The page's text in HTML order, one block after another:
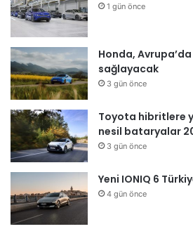
1 gün önce
Honda,
sağlayacak
3 gün önce
Toyota hibritlere
nesil bataryalar
3 gün önce
Yeni IONIQ 6
4 gün önce